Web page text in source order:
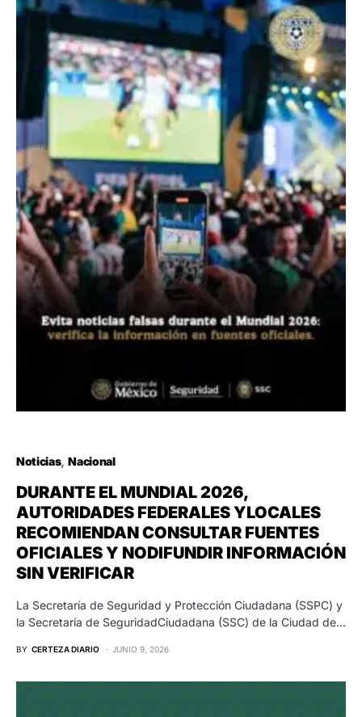
Noticias Nacional
DURANTE EL MUNDIAL 2026,
AUTORIDADES FEDERALES YLOCALES
RECOMIENDAN CONSULTAR FUENTES
OFICIALES Y NODIFUNDIR INFORMACIÓN
SIN VERIFICAR
La Secretaría de Seguridad y Protección Ciudadana (SSPC) y
la Secretaría de SeguridadCiudadana (SSC) de la Ciudad de…
BY CERTEZA DIARIO JUNIO 9, 2026